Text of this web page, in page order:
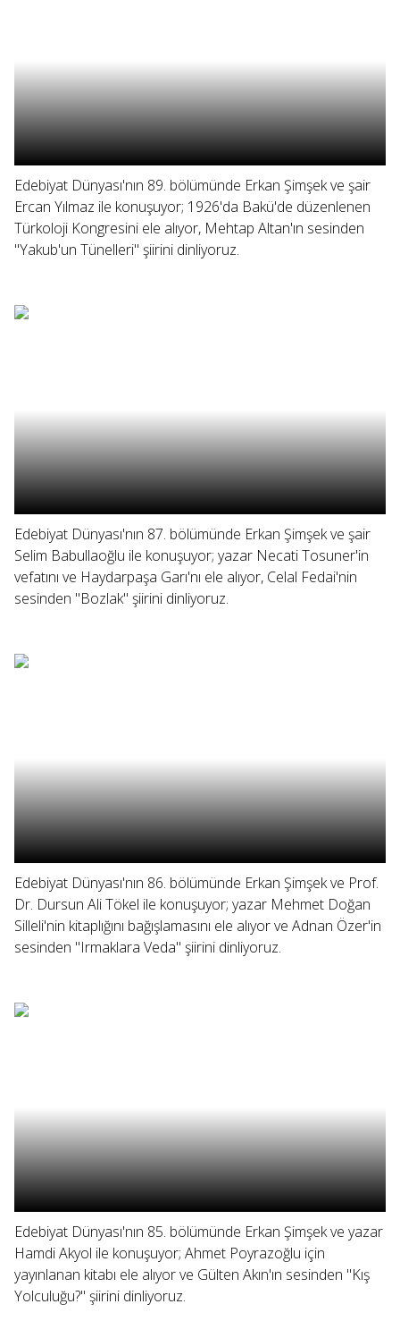
Edebiyat Dünyası'nın 89. bölümünde Erkan Şimşek ve şair
Ercan Yılmaz ile konuşuyor; 1926'da Bakü'de düzenlenen
Türkoloji Kongresini ele alıyor, Mehtap Altan'ın sesinden
"Yakub'un Tünelleri" şiirini dinliyoruz.
Edebiyat Dünyası'nın 87. bölümünde Erkan Şimşek ve şair
Selim Babullaoğlu ile konuşuyor; yazar Necati Tosuner'in
vefatını ve Haydarpaşa Garı'nı ele alıyor, Celal Fedai'nin
sesinden "Bozlak" şiirini dinliyoruz.
Edebiyat Dünyası'nın 86. bölümünde Erkan Şimşek ve Prof.
Dr. Dursun Ali Tökel ile konuşuyor; yazar Mehmet Doğan
Silleli'nin kitaplığını bağışlamasını ele alıyor ve Adnan Özer'in
sesinden "Irmaklara Veda" şiirini dinliyoruz.
Edebiyat Dünyası'nın 85. bölümünde Erkan Şimşek ve yazar
Hamdi Akyol ile konuşuyor; Ahmet Poyrazoğlu için
yayınlanan kitabı ele alıyor ve Gülten Akın'ın sesinden "Kış
Yolculuğu?" şiirini dinliyoruz.